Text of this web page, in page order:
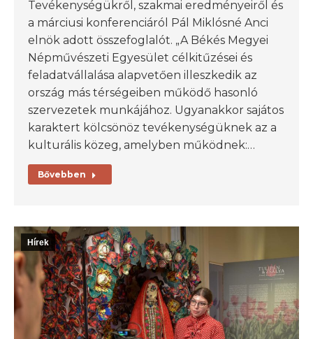
Tevékenységükről, szakmai eredményeiről és
a márciusi konferenciáról Pál Miklósné Anci
elnök adott összefoglalót. „A Békés Megyei
Népművészeti Egyesület célkitűzései és
feladatvállalása alapvetően illeszkedik az
ország más térségeiben működő hasonló
szervezetek munkájához. Ugyanakkor sajátos
karaktert kölcsönöz tevékenységüknek az a
kulturális közeg, amelyben működnek:…
Bővebben
Hírek